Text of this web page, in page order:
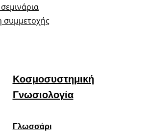
συμμετοχής
Κοσμοσυστημική
Γνωσιολογία
Γλωσσάρι